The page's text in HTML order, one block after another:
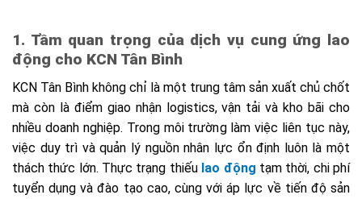
1. Tầm quan trọng của dịch vụ cung ứng lao
động cho KCN Tân Bình
KCN Tân Bình không chỉ là một trung tâm sản xuất chủ chốt
mà còn là điểm giao nhận logistics, vận tải và kho bãi cho
nhiều doanh nghiệp. Trong môi trường làm việc liên tục này,
việc duy trì và quản lý nguồn nhân lực ổn định luôn là một
thách thức lớn. Thực trạng thiếu lao động tạm thời, chi phí
tuyển dụng và đào tạo cao, cùng với áp lực về tiến độ sản